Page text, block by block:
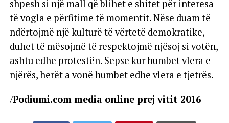
shpesh si një mall që blihet e shitet për interesa
të vogla e përfitime të momentit. Nëse duam të
ndërtojmë një kulturë të vërtetë demokratike,
duhet të mësojmë të respektojmë njësoj si votën,
ashtu edhe protestën. Sepse kur humbet vlera e
njërës, herët a vonë humbet edhe vlera e tjetrës.
/Podiumi.com media online prej vitit 2016